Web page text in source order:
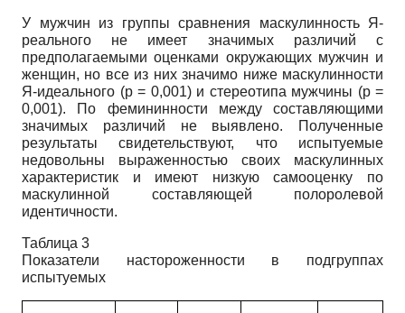
У мужчин из группы сравнения мас­кулинность Я-
реального не имеет значимых различий с
предполагаемыми оценками окружающих мужчин и
женщин, но все из них значимо ниже маскулинности
Я-идеального (р = 0,001) и стереотипа мужчины (р =
0,001). По фемининности между составляющими
значимых различий не выявлено. Полученные
результаты свидетельствуют, что испытуемые
недовольны выраженностью своих мас­кулинных
характеристик и имеют низкую самооценку по
маскулинной составляющей полоролевой
идентичности.
Таблица 3
Показатели настороженности в подгруппах
испытуемых